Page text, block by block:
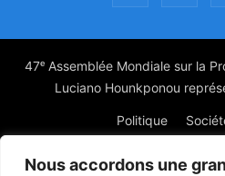
Nous accordons une
47ᵉ Assemblée Mondiale sur la
Luciano Hounkponou
Politique
© Powered by